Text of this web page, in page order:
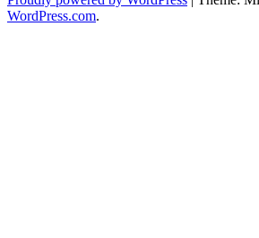
WordPress.com.